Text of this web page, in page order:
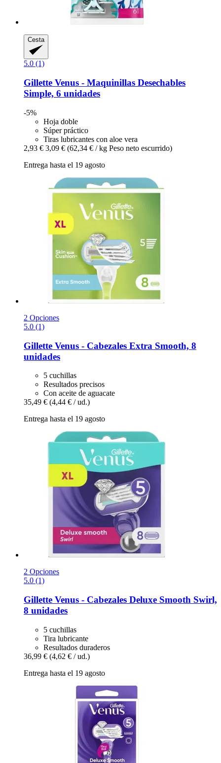
Cesta
5.0 (1)
Gillette Venus -​ Maquinillas Desechables
Simple, 6 unidades
-5%
Hoja doble
Súper práctico
Tiras lubricantes con aloe vera
2,93 € 3,09 € (62,34 € / kg Peso neto escurrido)
Entrega hasta el 19 agosto
2 Opciones
5.0 (1)
Gillette Venus -​ Cabezales Extra Smooth, 8
unidades
5 cuchillas
Resultados precisos
Con aceite de aguacate
35,49 € (4,44 € / ud.)
Entrega hasta el 19 agosto
2 Opciones
5.0 (1)
Gillette Venus -​ Cabezales Deluxe Smooth Swirl,
8 unidades
5 cuchillas
Tira lubricante
Resultados duraderos
36,99 € (4,62 € / ud.)
Entrega hasta el 19 agosto